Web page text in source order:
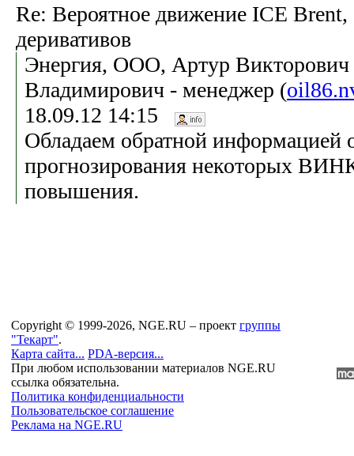
Re: Вероятное движение ICE
деривативов
Энергия, ООО, Артур Викторович
Владимирович - менеджер (
18.09.12 14:15
Обладаем обратной информацией
прогнозирования некоторых
повышения.
Copyright © 1999-2026, NGE.RU – проект группы
"Текарт".
Карта сайта... PDA-версия...
При любом использовании материалов NGE.RU
ссылка обязательна.
Политика конфиденциальности
Пользовательское соглашение
Реклама на NGE.RU